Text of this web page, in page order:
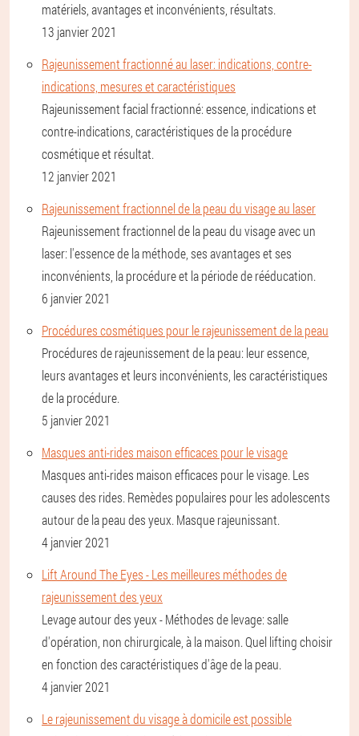
matériels, avantages et inconvénients, résultats.
13 janvier 2021
Rajeunissement fractionné au laser: indications, contre-
indications, mesures et caractéristiques
Rajeunissement facial fractionné: essence, indications et
contre-indications, caractéristiques de la procédure
cosmétique et résultat.
12 janvier 2021
Rajeunissement fractionnel de la peau du visage au laser
Rajeunissement fractionnel de la peau du visage avec un
laser: l'essence de la méthode, ses avantages et ses
inconvénients, la procédure et la période de rééducation.
6 janvier 2021
Procédures cosmétiques pour le rajeunissement de la peau
Procédures de rajeunissement de la peau: leur essence,
leurs avantages et leurs inconvénients, les caractéristiques
de la procédure.
5 janvier 2021
Masques anti-rides maison efficaces pour le visage
Masques anti-rides maison efficaces pour le visage. Les
causes des rides. Remèdes populaires pour les adolescents
autour de la peau des yeux. Masque rajeunissant.
4 janvier 2021
Lift Around The Eyes - Les meilleures méthodes de
rajeunissement des yeux
Levage autour des yeux - Méthodes de levage: salle
d'opération, non chirurgicale, à la maison. Quel lifting choisir
en fonction des caractéristiques d'âge de la peau.
4 janvier 2021
Le rajeunissement du visage à domicile est possible